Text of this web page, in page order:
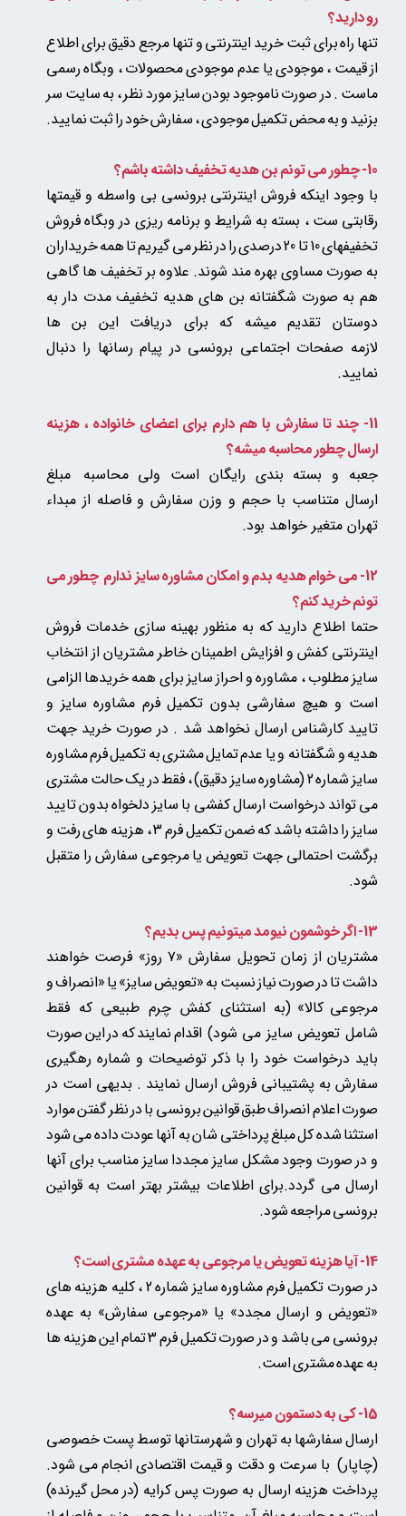
رو دارید؟
تنها راه برای ثبت خرید اینترنتی و تنها مرجع دقیق برای اطلاع
از قیمت ، موجودی یا عدم موجودی محصولات ، وبگاه رسمی
ماست . در صورت ناموجود بودن سایز مورد نظر ، به سایت سر
بزنید و به محض تکمیل موجودی ، سفارش خود را ثبت نمایید.
10- چطور می تونم بن هدیه تخفیف داشته باشم؟
با وجود اینکه فروش اینترنتی برونسی بی واسطه و قیمتها
رقابتی ست ، بسته به شرایط و برنامه ریزی در وبگاه فروش
تخفیفهای 10 تا 20 درصدی را در نظر می گیریم تا همه خریداران
به صورت مساوی بهره مند شوند. علاوه بر تخفیف ها گاهی
هم به صورت شگفتانه بن های هدیه تخفیف مدت دار به
دوستان تقدیم میشه که برای دریافت این بن ها
لازمه صفحات اجتماعی برونسی در پیام رسانها را دنبال
نمایید.
11- چند تا سفارش با هم دارم برای اعضای خانواده ، هزینه
ارسال چطور محاسبه میشه؟
جعبه و بسته بندی رایگان است ولیمحاسبه مبلغ
ارسال متناسب با حجم و وزن سفارش و فاصله از مبداء
تهران متغیر خواهد بود.
12- می خوام هدیه بدم و امکان مشاوره سایز ندارم چطور می
تونم خرید کنم؟
حتما اطلاع دارید که به منظور بهینه سازی خدمات فروش
اینترنتی کفش و افزایش اطمینان خاطر مشتریان از انتخاب
سایز مطلوب ، مشاوره و احراز سایز برای همه خریدها الزامی
است و هیچ سفارشی بدون تکمیل فرم مشاوره سایز و
تایید کارشناس ارسال نخواهد شد . در صورت خرید جهت
هدیه و شگفتانه و یا عدم تمایل مشتری به تکمیل فرم مشاوره
سایز شماره 2 (مشاوره سایز دقیق) ، فقط در یک حالت مشتری
می تواند درخواست ارسال کفشی با سایز دلخواه بدون تایید
سایز را داشته باشد که ضمن تکمیل فرم 3 ، هزینه های رفت و
برگشت احتمالی جهت تعویض یا مرجوعی سفارش را متقبل
شود.
13- اگر خوشمون نیومد میتونیم پس بدیم؟
مشتریان از زمان تحویل سفارش «۷ روز» فرصت خواهند
داشت تا در صورت نیاز نسبت به «تعویض سایز» یا «انصراف و
مرجوعی کالا» (به استثنای کفش چرم طبیعی که فقط
شامل تعویض سایز می شود) اقدام نمایند که در این صورت
باید درخواست خود را با ذکر توضیحات و شماره رهگیری
سفارش به پشتیبانی فروش ارسال نمایند . بدیهی است در
صورت اعلام انصراف طبق قوانین برونسی با در نظر گفتن موارد
استثنا شده کل مبلغ پرداختی شان به آنها عودت داده می شود
و در صورت وجود مشکل سایز مجددا سایز مناسب برای آنها
ارسال می گردد.برای اطلاعات بیشتر بهتر است به قوانین
برونسی مراجعه شود.
14- آیا هزینه تعویض یا مرجوعی به عهده مشتری است؟
در صورت تکمیل فرم مشاوره سایز شماره 2 ، کلیه هزینه های
«تعویض و ارسال مجدد» یا «مرجوعی سفارش» به عهده
برونسی می باشد و در صورت تکمیل فرم 3 تمام این هزینه ها
به عهده مشتری است.
15- کی به دستمون میرسه؟
ارسال سفارشها به تهران و شهرستانها توسط پست خصوصی
(چاپار) با سرعت و دقت و قیمت اقتصادی انجام می شود.
پرداخت هزینه ارسال به صورت پس کرایه (در محل گیرنده)